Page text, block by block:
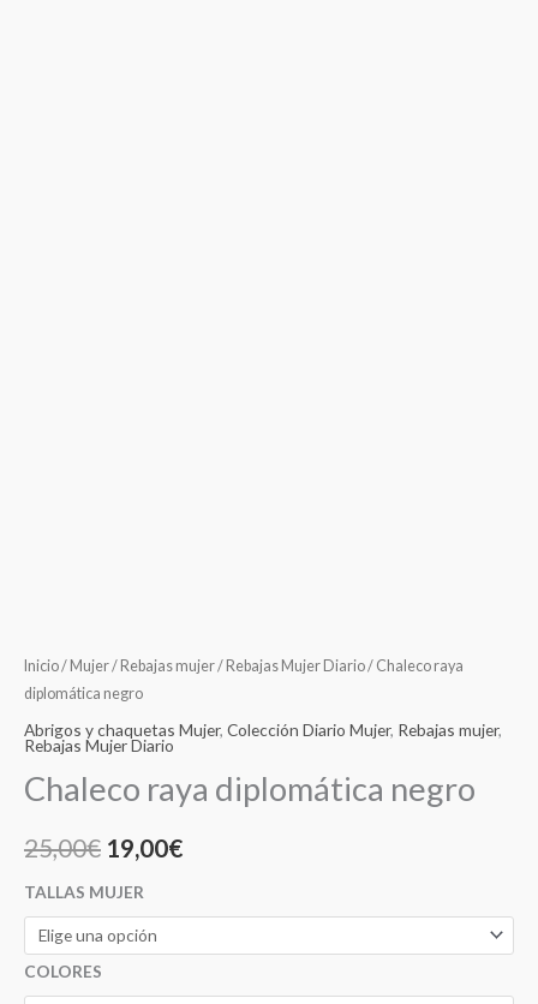
Inicio/ Mujer/ Rebajas mujer/ Rebajas Mujer Diario/ Chaleco raya
diplomática negro
Abrigos y chaquetas Mujer, Colección Diario Mujer, Rebajas mujer,
Rebajas Mujer Diario
Chaleco raya diplomática negro
25,00€ 19,00€
TALLAS MUJER
COLORES